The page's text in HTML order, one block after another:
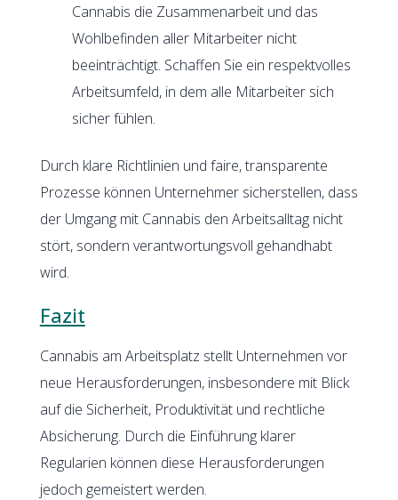
Cannabis die Zusammenarbeit und das
Wohlbefinden aller Mitarbeiter nicht
beeinträchtigt. Schaffen Sie ein respektvolles
Arbeitsumfeld, in dem alle Mitarbeiter sich
sicher fühlen.
Durch klare Richtlinien und faire, transparente
Prozesse können Unternehmer sicherstellen, dass
der Umgang mit Cannabis den Arbeitsalltag nicht
stört, sondern verantwortungsvoll gehandhabt
wird.
Fazit
Cannabis am Arbeitsplatz stellt Unternehmen vor
neue Herausforderungen, insbesondere mit Blick
auf die Sicherheit, Produktivität und rechtliche
Absicherung. Durch die Einführung klarer
Regularien können diese Herausforderungen
jedoch gemeistert werden.